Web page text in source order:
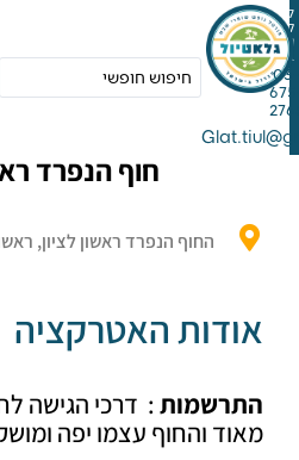
חוף הנפרד ראשון
החוף הנפרד ראשון לציון, ראשון לציון,
האטרקציה
: דרכי הגישה לחוף
והחוף עצמו יפה ומושקע.